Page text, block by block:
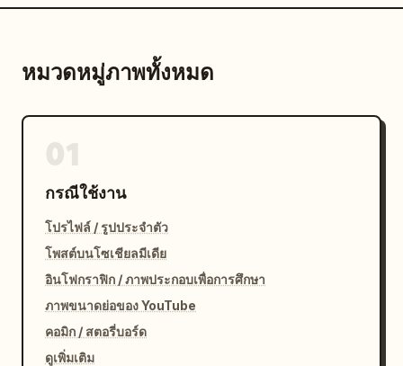
หมวดหมู่ภาพทั้งหมด
กรณีใช้งาน
โปรไฟล์ / รูปประจำตัว
โพสต์บนโซเชียลมีเดีย
อินโฟกราฟิก / ภาพประกอบเพื่อการศึกษา
ภาพขนาดย่อของ YouTube
คอมิก / สตอรี่บอร์ด
ดูเพิ่มเติม